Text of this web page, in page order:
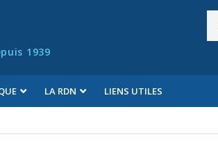
1939
LA RDN LIENS UTILES